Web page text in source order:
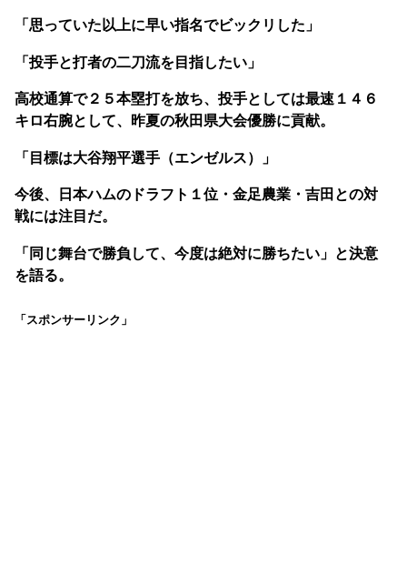
「思っていた以上に早い指名でビックリした」
「投手と打者の二刀流を目指したい」
高校通算で２５本塁打を放ち、投手としては最速１４６
キロ右腕として、昨夏の秋田県大会優勝に貢献。
「目標は大谷翔平選手（エンゼルス）」
今後、日本ハムのドラフト１位・金足農業・吉田との対
戦には注目だ。
「同じ舞台で勝負して、今度は絶対に勝ちたい」と決意
を語る。
「スポンサーリンク」